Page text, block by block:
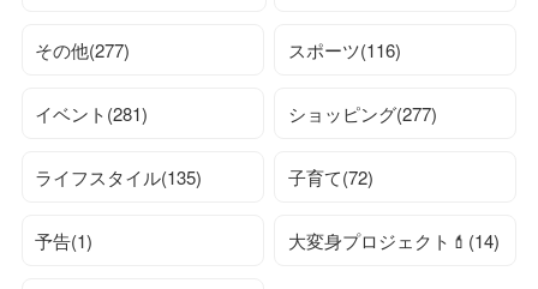
その他(277) スポーツ(116)
イベント(281) ショッピング(277)
ライフスタイル(135) 子育て(72)
予告(1) 大変身プロジェクト💄(14)